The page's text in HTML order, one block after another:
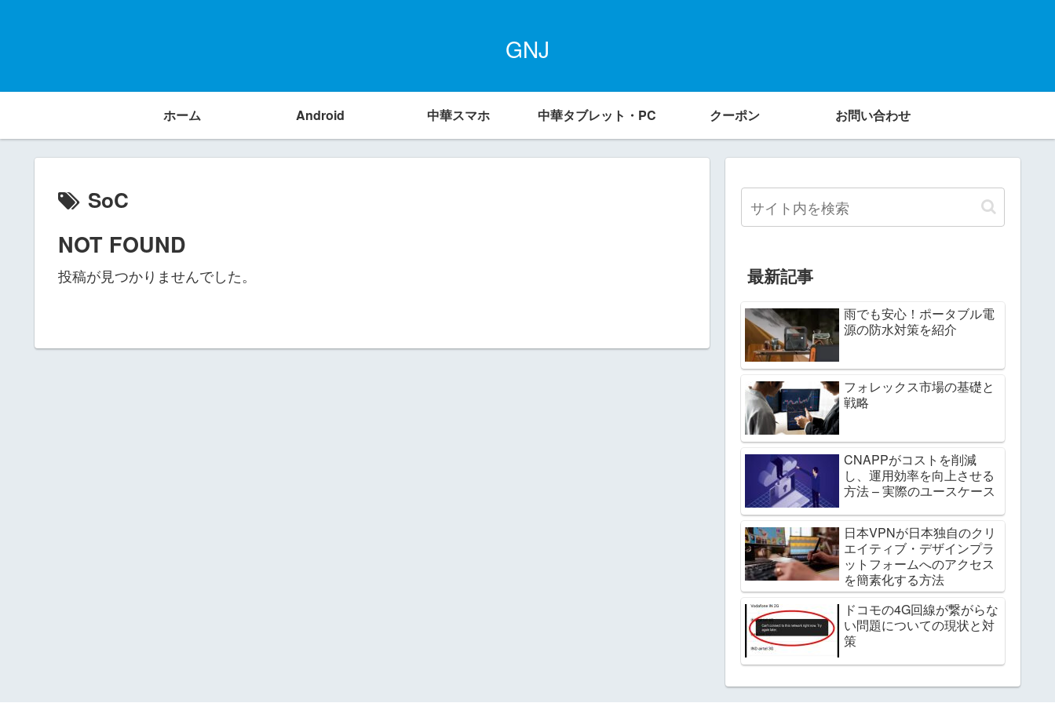
GNJ
ホーム Android 中華スマホ 中華タブレット・PC クーポン お問い合わせ
SoC
NOT FOUND
投稿が見つかりませんでした。 最新記事
雨でも安心！ポータブル電
源の防水対策を紹介
フォレックス市場の基礎と
戦略
CNAPPがコストを削減
し、運用効率を向上させる
方法 – 実際のユースケース
日本VPNが日本独自のクリ
エイティブ・デザインプラ
ットフォームへのアクセス
を簡素化する方法
ドコモの4G回線が繋がらな
い問題についての現状と対
策